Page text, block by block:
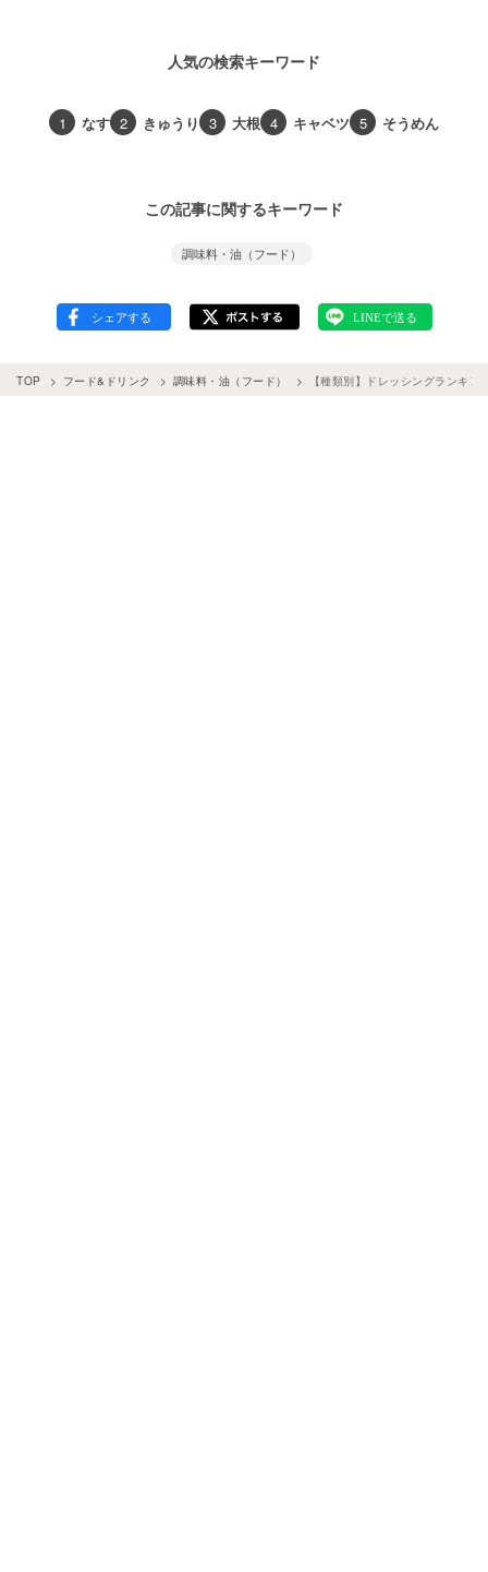
人気の検索キーワード
1 なす 2 きゅうり 3 大根 4 キャベツ 5 そうめん
この記事に関するキーワード
調味料・油（フード）
TOP フード&ドリンク 調味料・油（フード） 【種類別】ドレッシングランキ